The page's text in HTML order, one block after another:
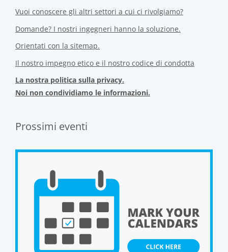
Vuoi conoscere gli altri settori a cui ci rivolgiamo?
Domande? I nostri ingegneri hanno la soluzione.
Orientati con la sitemap.
Il nostro impegno etico e il nostro codice di condotta
La nostra politica sulla privacy.
Noi non condividiamo le informazioni.
Prossimi eventi